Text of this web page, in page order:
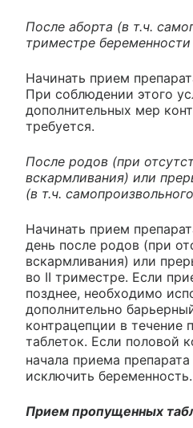
После аборта (в т.ч.
триместре беременности
Начинать прием
При соблюдении этого
дополнительных мер
требуется.
После родов (при
вскармливания) или
(в т.ч.
Начинать прием
день после родов (при
вскармливания) или
во II триместре. Если
позднее, необходимо
дополнительно
контрацепции в течение
таблеток. Если половой
начала приема
исключить беременность.
Прием пропущенных